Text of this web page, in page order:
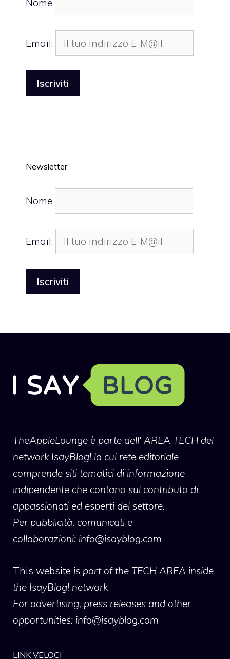
Nome
Email:
Newsletter
Nome
Email:
TheAppleLounge è parte dell' AREA TECH del
network IsayBlog! la cui rete editoriale
comprende siti tematici di informazione
indipendente che contano sul contributo di
appassionati ed esperti del settore.
Per pubblicità, comunicati e
collaborazioni: info@isayblog.com
This website is part of the TECH AREA inside
the IsayBlog! network
For advertising, press releases and other
opportunities: info@isayblog.com
LINK VELOCI